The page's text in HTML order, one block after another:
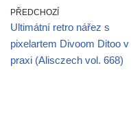
PŘEDCHOZÍ
Ultimátní retro nářez s
pixelartem Divoom Ditoo v
praxi (Alisczech vol. 668)